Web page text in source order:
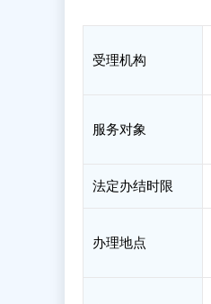
受理机构
服务对象
法定办结时限
办理地点